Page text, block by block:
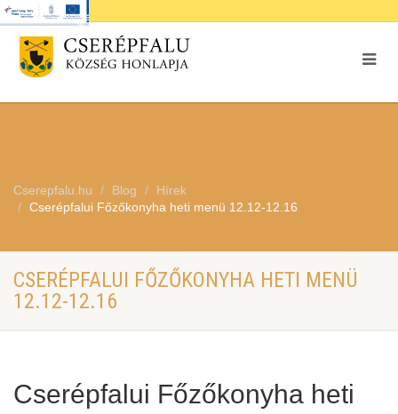
Cserepfalu.hu Blog
Hírek
Cserépfalui Főzőkonyha heti menü 12.12-12.16
CSERÉPFALUI FŐZŐKONYHA HETI MENÜ
12.12-12.16
Cserépfalui Főzőkonyha heti